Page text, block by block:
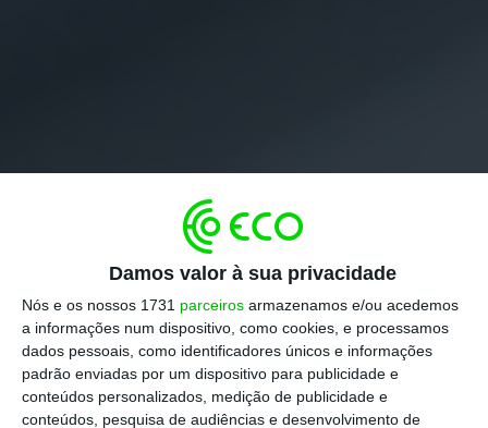
Damos valor à sua privacidade
Nós e os nossos 1731 parceiros armazenamos e/ou acedemos
a informações num dispositivo, como cookies, e processamos
dados pessoais, como identificadores únicos e informações
padrão enviadas por um dispositivo para publicidade e
conteúdos personalizados, medição de publicidade e
conteúdos, pesquisa de audiências e desenvolvimento de